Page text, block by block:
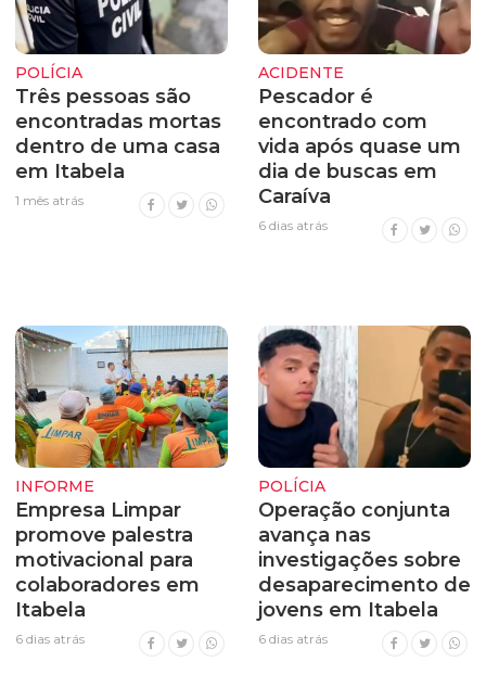
POLÍCIA
Três pessoas são
encontradas mortas
dentro de uma casa
em Itabela
1 mês atrás
ACIDENTE
Pescador é
encontrado com
vida após quase um
dia de buscas em
Caraíva
6 dias atrás
INFORME
Empresa Limpar
promove palestra
motivacional para
colaboradores em
Itabela
6 dias atrás
POLÍCIA
Operação conjunta
avança nas
investigações sobre
desaparecimento de
jovens em Itabela
6 dias atrás